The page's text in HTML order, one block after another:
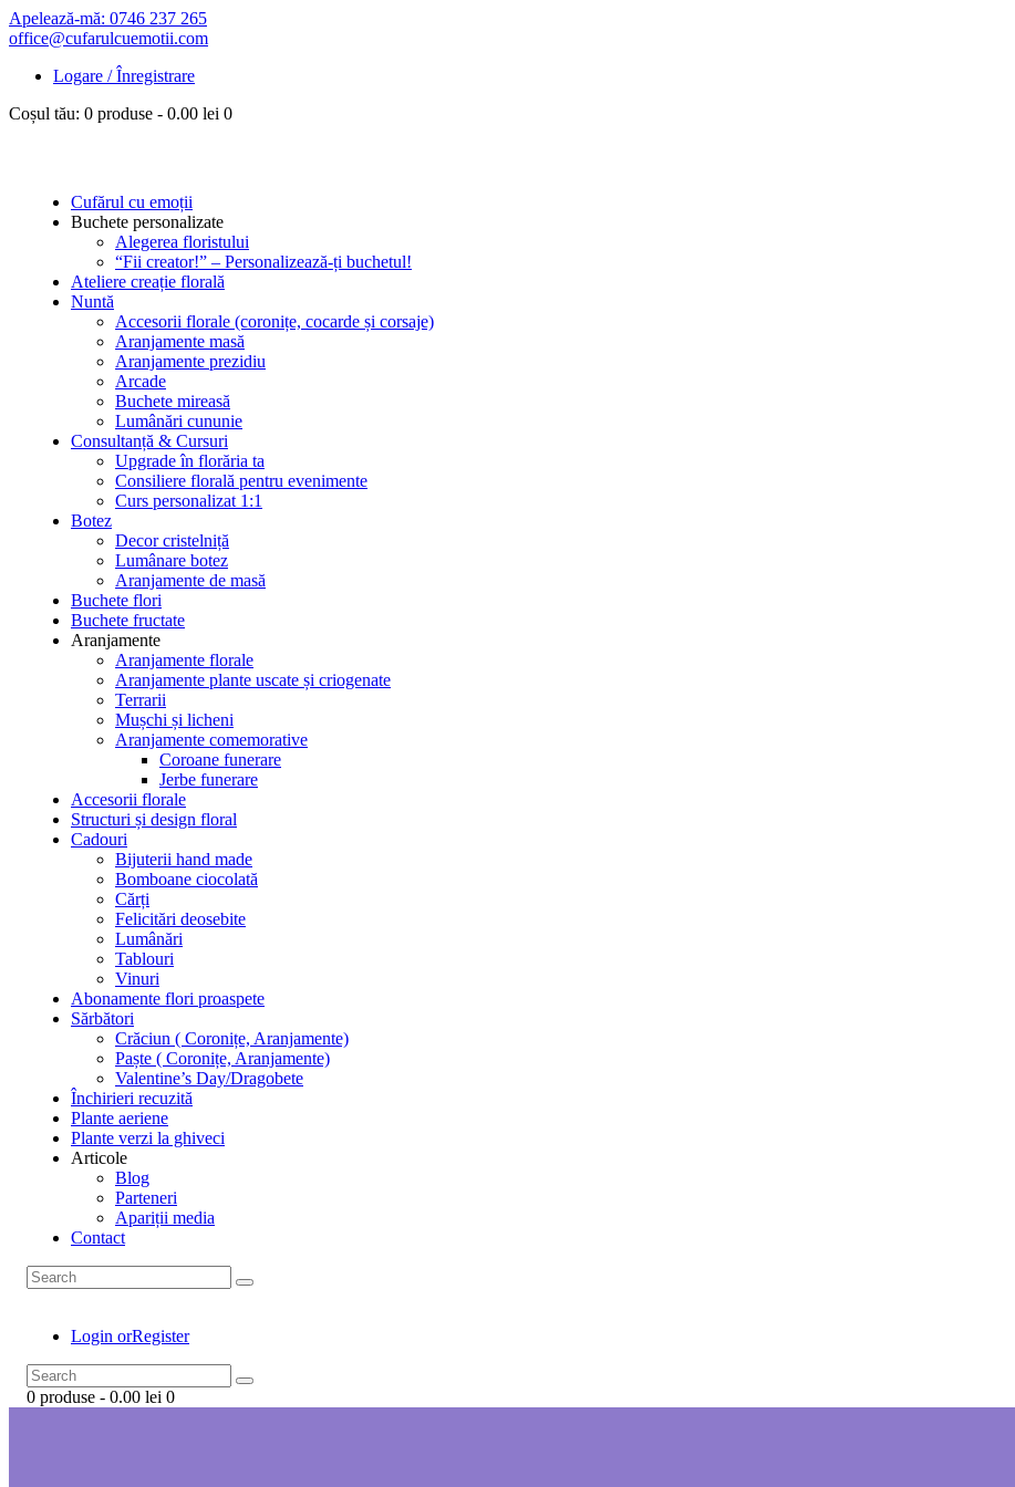
Apelează-mă: 0746 237 265
office@cufarulcuemotii.com
Logare / Înregistrare
Coșul tău: 0 produse - 0.00 lei 0
Cufărul cu emoții
Buchete personalizate
Alegerea floristului
“Fii creator!” – Personalizează-ți buchetul!
Ateliere creație florală
Nuntă
Accesorii florale (coronițe, cocarde și corsaje)
Aranjamente masă
Aranjamente prezidiu
Arcade
Buchete mireasă
Lumânări cununie
Consultanță & Cursuri
Upgrade în florăria ta
Consiliere florală pentru evenimente
Curs personalizat 1:1
Botez
Decor cristelniță
Lumânare botez
Aranjamente de masă
Buchete flori
Buchete fructate
Aranjamente
Aranjamente florale
Aranjamente plante uscate și criogenate
Terrarii
Mușchi și licheni
Aranjamente comemorative
Coroane funerare
Jerbe funerare
Accesorii florale
Structuri și design floral
Cadouri
Bijuterii hand made
Bomboane ciocolată
Cărți
Felicitări deosebite
Lumânări
Tablouri
Vinuri
Abonamente flori proaspete
Sărbători
Crăciun ( Coronițe, Aranjamente)
Paște ( Coronițe, Aranjamente)
Valentine’s Day/Dragobete
Închirieri recuzită
Plante aeriene
Plante verzi la ghiveci
Articole
Blog
Parteneri
Apariții media
Contact
Login orRegister
0 produse - 0.00 lei 0